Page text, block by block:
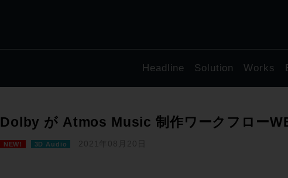
Headline Solution Works
Dolby が Atmos Music 制作ワークフロー
NEW! 3D Audio 2021年08月20日